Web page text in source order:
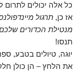
כל אלה יכולים לתרום
אז כן, תרגול
מנטילת הכדורים
תנסו!
יוגה, טיולים בטבע,
את הלחץ – הן כולן